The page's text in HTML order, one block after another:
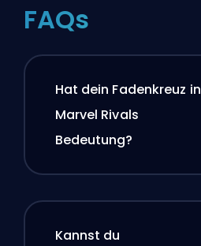
FAQs
Hat dein Fadenkreuz in
Marvel Rivals
Bedeutung?
Kannst du